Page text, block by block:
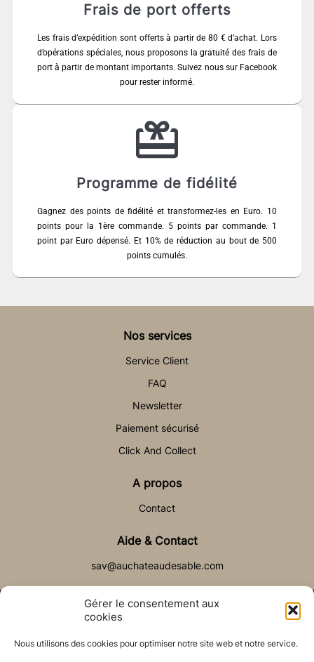
Gérer le consentement aux
cookies
Nous utilisons des cookies pour optimiser notre site web et notre service.
Frais de port offerts
Les frais d’expédition sont offerts à partir de 80 € d’achat. Lors
d’opérations spéciales, nous proposons la gratuité des frais de
port à partir de montant importants. Suivez nous sur Facebook
pour rester informé.
Programme de fidélité
Gagnez des points de fidélité et transformez-les en Euro. 10
points pour la 1ère commande. 5 points par commande. 1
point par Euro dépensé. Et 10% de réduction au bout de 500
points cumulés.
Nos services
Service Client
FAQ
Newsletter
Paiement sécurisé
Click And Collect
A propos
Contact
Aide & Contact
sav@auchateaudesable.com